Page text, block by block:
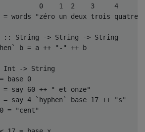
0 1 2 3 4
= words "zéro un deux trois quatre
:: String -> String -> String
b = a ++ "-" ++ b
Int -> String
= base 0
= say 60 ++
" et onze"
= say 4 `hyphen` base 17 ++
"s"
=
"cent"